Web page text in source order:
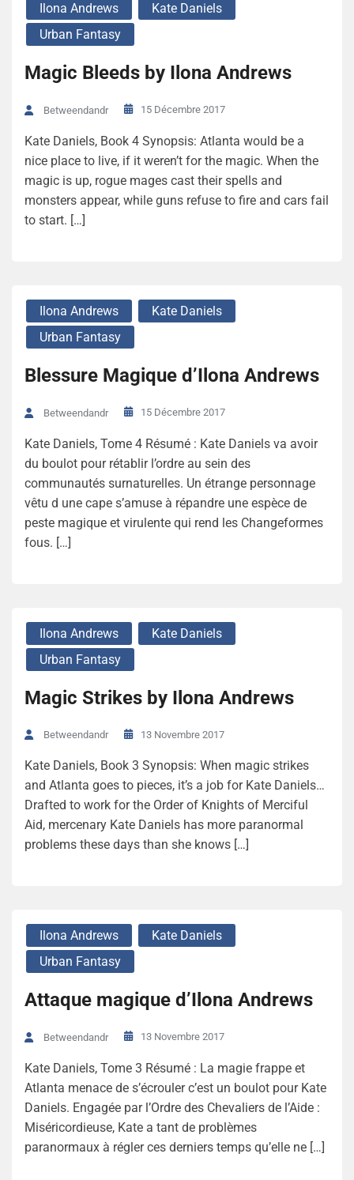
Ilona Andrews
Kate Daniels
Urban Fantasy
Magic Bleeds by Ilona Andrews
Betweendandr 15 Décembre 2017
Kate Daniels, Book 4 Synopsis: Atlanta would be a
nice place to live, if it weren’t for the magic. When the
magic is up, rogue mages cast their spells and
monsters appear, while guns refuse to fire and cars fail
to start. […]
Ilona Andrews
Kate Daniels
Urban Fantasy
Blessure Magique d’Ilona Andrews
Betweendandr 15 Décembre 2017
Kate Daniels, Tome 4 Résumé : Kate Daniels va avoir
du boulot pour rétablir l’ordre au sein des
communautés surnaturelles. Un étrange personnage
vêtu d une cape s’amuse à répandre une espèce de
peste magique et virulente qui rend les Changeformes
fous. […]
Ilona Andrews
Kate Daniels
Urban Fantasy
Magic Strikes by Ilona Andrews
Betweendandr 13 Novembre 2017
Kate Daniels, Book 3 Synopsis: When magic strikes
and Atlanta goes to pieces, it’s a job for Kate Daniels…
Drafted to work for the Order of Knights of Merciful
Aid, mercenary Kate Daniels has more paranormal
problems these days than she knows […]
Ilona Andrews
Kate Daniels
Urban Fantasy
Attaque magique d’Ilona Andrews
Betweendandr 13 Novembre 2017
Kate Daniels, Tome 3 Résumé : La magie frappe et
Atlanta menace de s’écrouler c’est un boulot pour Kate
Daniels. Engagée par l’Ordre des Chevaliers de l’Aide :
Miséricordieuse, Kate a tant de problèmes
paranormaux à régler ces derniers temps qu’elle ne […]